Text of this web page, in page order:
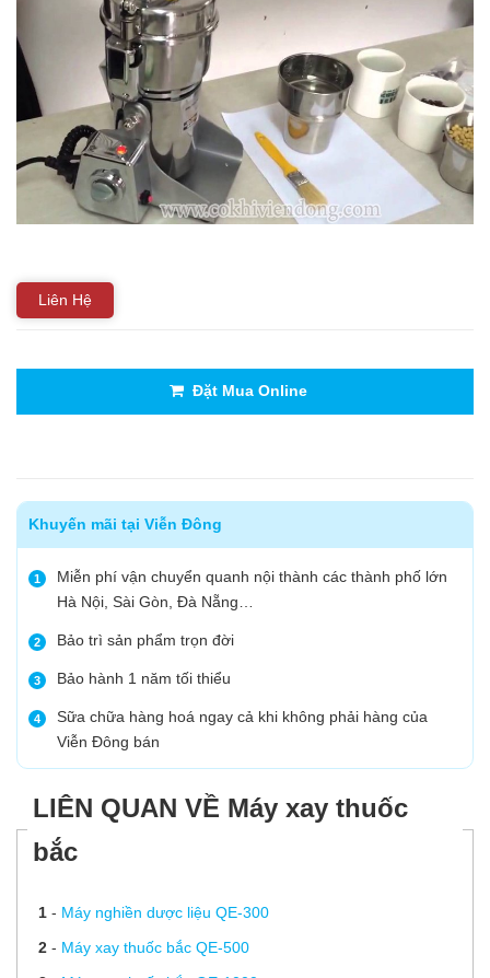
Liên Hệ
Đặt Mua Online
Khuyến mãi tại Viễn Đông
1
Miễn phí vận chuyển quanh nội thành các thành phố lớn
Hà Nội, Sài Gòn, Đà Nẵng…
2 Bảo trì sản phẩm trọn đời
3 Bảo hành 1 năm tối thiểu
4
Sữa chữa hàng hoá ngay cả khi không phải hàng của
Viễn Đông bán
LIÊN QUAN VỀ Máy xay thuốc
bắc
1- Máy nghiền dược liệu QE-300
2- Máy xay thuốc bắc QE-500
THIẾT BỊ LÀM ĐỒ ĂN NHANH
THIẾT BỊ LÀM BÁNH
MÁY ĐÓNG GÓI THỰC PHẨM
THIẾT BỊ LẠNH
THIẾT BỊ BẾP CÔNG NGHIỆP